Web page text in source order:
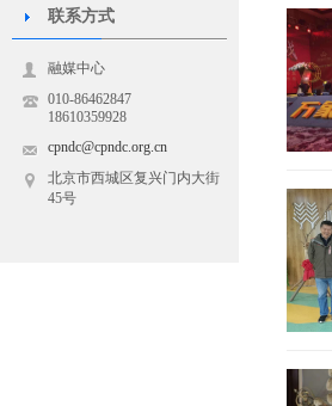
联系方式
融媒中心
010-86462847
18610359928
cpndc@cpndc.org.cn
北京市西城区复兴门内大街
45号